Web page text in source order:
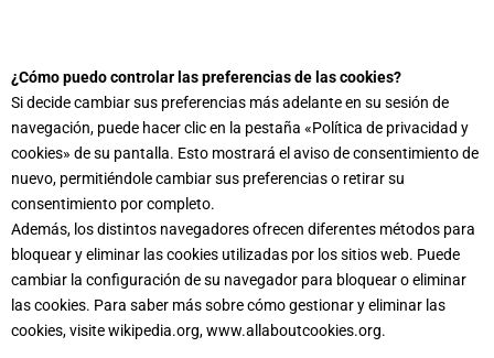
¿Cómo puedo controlar las preferencias de las cookies?
Si decide cambiar sus preferencias más adelante en su sesión de
navegación, puede hacer clic en la pestaña «Política de privacidad y
cookies» de su pantalla. Esto mostrará el aviso de consentimiento de
nuevo, permitiéndole cambiar sus preferencias o retirar su
consentimiento por completo.
Además, los distintos navegadores ofrecen diferentes métodos para
bloquear y eliminar las cookies utilizadas por los sitios web. Puede
cambiar la configuración de su navegador para bloquear o eliminar
las cookies. Para saber más sobre cómo gestionar y eliminar las
cookies, visite wikipedia.org, www.allaboutcookies.org.